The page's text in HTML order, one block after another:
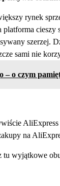
rynek
szerzej.
sami nie
– o czym
na
tu wyjątkowe